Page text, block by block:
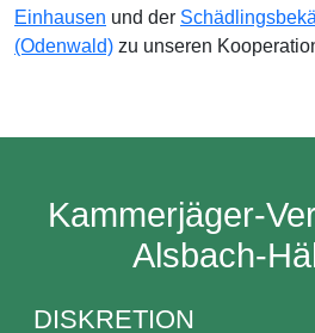
Einhausen und der
(Odenwald) zu unseren
Kammerjäger-
Alsbach-
DISKRETION